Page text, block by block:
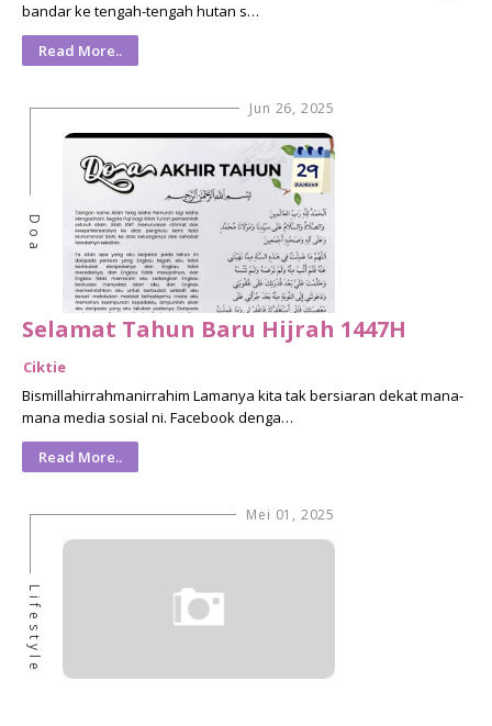
bandar ke tengah-tengah hutan s…
Read More..
Jun 26, 2025
Doa
Selamat Tahun Baru Hijrah 1447H
Ciktie
Bismillahirrahmanirrahim Lamanya kita tak bersiaran dekat mana-
mana media sosial ni. Facebook denga…
Read More..
Mei 01, 2025
Lifestyle